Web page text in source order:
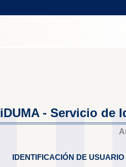
iDUMA - Servicio de
IDENTIFICACIÓN DE USUARIO